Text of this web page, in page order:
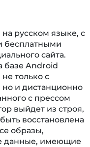
русском языке, с
бесплатными
сайта.
базе Android
только с
но и дистанционно
с прессом
выйдет из строя,
восстановлена
образы,
данные, имеющие